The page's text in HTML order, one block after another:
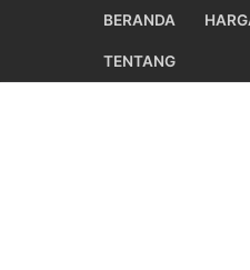
BERANDA
TENTANG